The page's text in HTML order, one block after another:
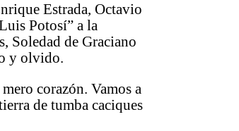
Estrada, Octavio
Potosí” a la
Soledad de Graciano
y olvido.
corazón. Vamos a
de tumba caciques